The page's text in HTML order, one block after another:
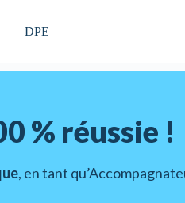
DPE
% réussie !
, en tant